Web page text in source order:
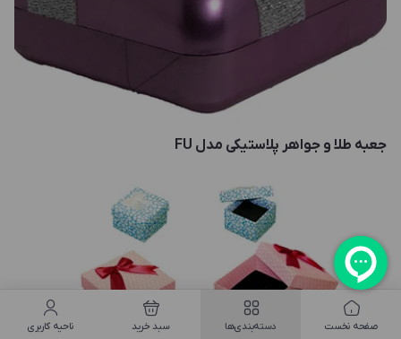
جعبه طلا و جواهر پلاستیکی مدل FU
صفحه نخست دسته‌بندی‌ها سبد خرید ناحیه کاربری